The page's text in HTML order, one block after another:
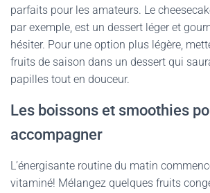
parfaits pour les amateurs. Le
par exemple, est un dessert léger et
hésiter. Pour une option plus légère,
fruits de saison dans un dessert qui
papilles tout en douceur.
Les boissons et smoothies
accompagner
L’énergisante routine du matin
vitaminé! Mélangez quelques fruits